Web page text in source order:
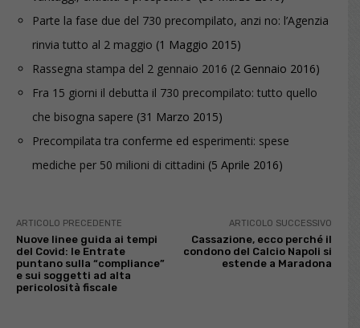
Parte la fase due del 730 precompilato, anzi no: l’Agenzia
rinvia tutto al 2 maggio (1 Maggio 2015)
Rassegna stampa del 2 gennaio 2016 (2 Gennaio 2016)
Fra 15 giorni il debutta il 730 precompilato: tutto quello
che bisogna sapere (31 Marzo 2015)
Precompilata tra conferme ed esperimenti: spese
mediche per 50 milioni di cittadini (5 Aprile 2016)
ARTICOLO PRECEDENTE
Nuove linee guida ai tempi
del Covid: le Entrate
puntano sulla “compliance”
e sui soggetti ad alta
pericolosità fiscale
ARTICOLO SUCCESSIVO
Cassazione, ecco perché il
condono del Calcio Napoli si
estende a Maradona